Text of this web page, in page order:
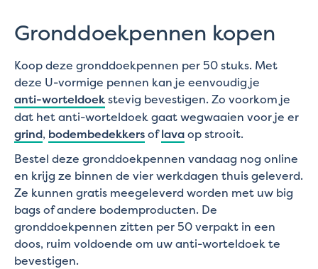
Gronddoekpennen kopen
Koop deze gronddoekpennen per 50 stuks. Met
deze U-vormige pennen kan je eenvoudig je
anti-worteldoekstevig bevestigen. Zo voorkom je
dat het anti-worteldoek gaat wegwaaien voor je er
grind, bodembedekkersoflavaop strooit.
Bestel deze gronddoekpennen vandaag nog online
en krijg ze binnen de vier werkdagen thuis geleverd.
Ze kunnen gratis meegeleverd worden met uw big
bags of andere bodemproducten. De
gronddoekpennen zitten per 50 verpakt in een
doos, ruim voldoende om uw anti-worteldoek te
bevestigen.